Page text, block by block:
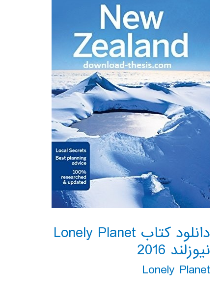
دانلود کتاب Lonely Planet
نیوزلند 2016
Lonely Planet